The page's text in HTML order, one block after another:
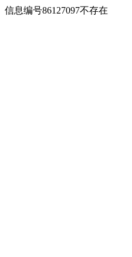
信息编号86127097不存在